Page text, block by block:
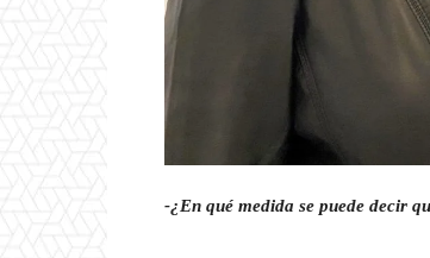
-¿En qué medida se puede decir